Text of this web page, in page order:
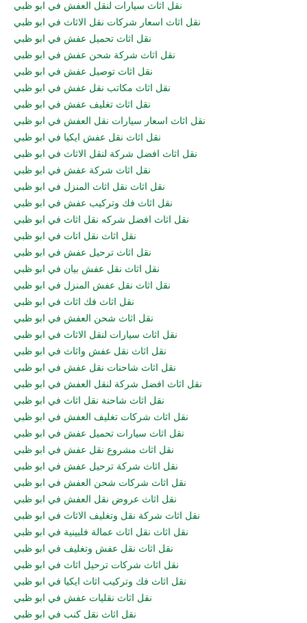
نقل اثاث سيارات لنقل العفش في ابو ظبي
نقل اثاث اسعار شركات نقل الاثاث في ابو ظبي
نقل اثاث تحميل عفش في ابو ظبي
نقل اثاث شركة شحن عفش في ابو ظبي
نقل اثاث توصيل عفش في ابو ظبي
نقل اثاث مكاتب نقل عفش في ابو ظبي
نقل اثاث تغليف عفش في ابو ظبي
نقل اثاث اسعار سيارات نقل العفش في ابو ظبي
نقل اثاث نقل عفش ايكيا في ابو ظبي
نقل اثاث افضل شركة لنقل الاثاث في ابو ظبي
نقل اثاث شركة عفش في ابو ظبي
نقل اثاث نقل اثاث المنزل في ابو ظبي
نقل اثاث فك وتركيب عفش في ابو ظبي
نقل اثاث افضل شركه نقل اثاث في ابو ظبي
نقل اثاث نقل اتات في ابو ظبي
نقل اثاث ترحيل عفش في ابو ظبي
نقل اثاث نقل عفش بيان في ابو ظبي
نقل اثاث نقل عفش المنزل في ابو ظبي
نقل اثاث فك اثاث في ابو ظبي
نقل اثاث شحن العفش في ابو ظبي
نقل اثاث سيارات لنقل الاثاث في ابو ظبي
نقل اثاث نقل عفش واثاث في ابو ظبي
نقل اثاث شاحنات نقل عفش في ابو ظبي
نقل اثاث افضل شركة لنقل العفش في ابو ظبي
نقل اثاث شاحنة نقل اثاث في ابو ظبي
نقل اثاث شركات تغليف العفش في ابو ظبي
نقل اثاث سيارات تحميل عفش في ابو ظبي
نقل اثاث مشروع نقل عفش في ابو ظبي
نقل اثاث شركة ترحيل عفش في ابو ظبي
نقل اثاث شركات شحن العفش في ابو ظبي
نقل اثاث عروض نقل العفش في ابو ظبي
نقل اثاث شركة نقل وتغليف الاثاث في ابو ظبي
نقل اثاث نقل اثاث عمالة فلبينية في ابو ظبي
نقل اثاث نقل عفش وتغليف في ابو ظبي
نقل اثاث شركات ترحيل اثاث في ابو ظبي
نقل اثاث فك وتركيب اثاث ايكيا في ابو ظبي
نقل اثاث نقليات عفش في ابو ظبي
نقل اثاث نقل كنب في ابو ظبي